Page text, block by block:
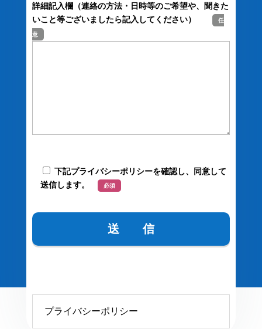
詳細記入欄（連絡の方法・日時等のご希望や、聞きた
いこと等ございましたら記入してください）
任
意
下記プライバシーポリシーを確認し、同意して
送信します。
必須
プライバシーポリシー